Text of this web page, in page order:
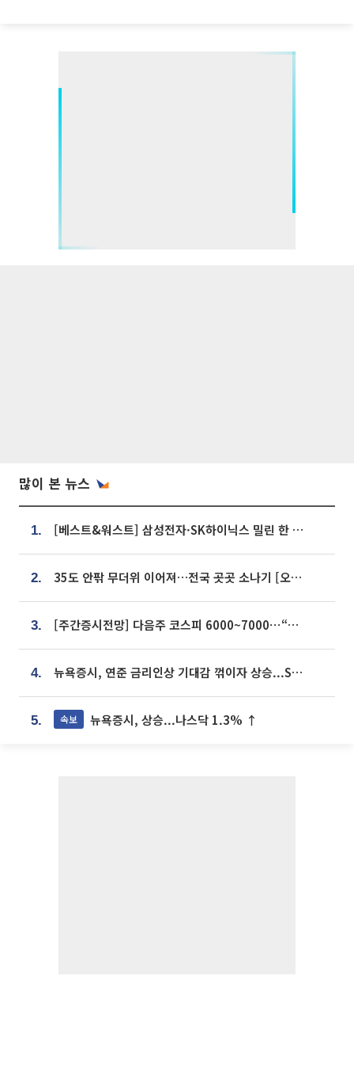
많이 본 뉴스
1. [베스트&워스트] 삼성전자·SK하이닉스 밀린 한 주…상상인증권은 85% 급등
2. 35도 안팎 무더위 이어져…전국 곳곳 소나기 [오늘 날씨]
3. [주간증시전망] 다음주 코스피 6000~7000⋯“外人 수급은 정책이 변수”
4. 뉴욕증시, 연준 금리인상 기대감 꺾이자 상승...S&P500 사상 최고치 [종합]
5. 속보 뉴욕증시, 상승...나스닥 1.3% ↑